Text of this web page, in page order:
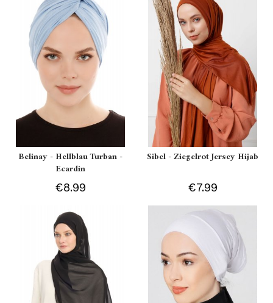
Belinay - Hellblau Turban -
Ecardin
€8.99
Sibel - Ziegelrot Jersey Hijab
€7.99